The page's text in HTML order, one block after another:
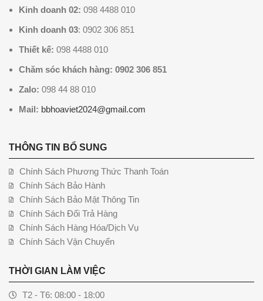
Kinh doanh 02: 098 4488 010
Kinh doanh 03: 0902 306 851
Thiết kế: 098 4488 010
Chăm sóc khách hàng: 0902 306 851
Zalo: 098 44 88 010
Mail: bbhoaviet2024@gmail.com
THÔNG TIN BỔ SUNG
Chính Sách Phương Thức Thanh Toán
Chính Sách Bảo Hành
Chính Sách Bảo Mật Thông Tin
Chính Sách Đổi Trả Hàng
Chính Sách Hàng Hóa/Dịch Vụ
Chính Sách Vận Chuyển
THỜI GIAN LÀM VIỆC
T2 - T6: 08:00 - 18:00